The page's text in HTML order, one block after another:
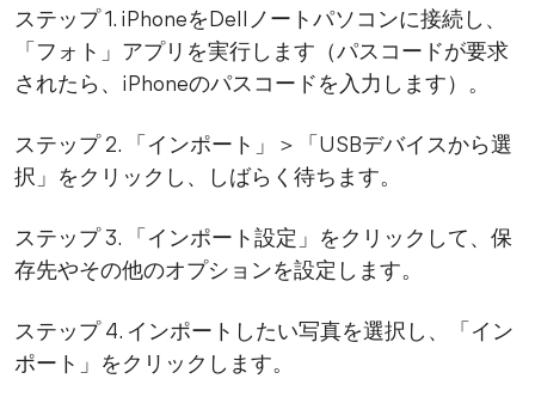
ステップ 1. iPhoneをDellノートパソコンに接続し、
「フォト」アプリを実行します（パスコードが要求
されたら、iPhoneのパスコードを入力します）。
ステップ 2. 「インポート」＞「USBデバイスから選
択」をクリックし、しばらく待ちます。
ステップ 3. 「インポート設定」をクリックして、保
存先やその他のオプションを設定します。
ステップ 4. インポートしたい写真を選択し、「イン
ポート」をクリックします。